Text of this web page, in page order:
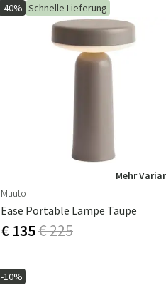
-40% Schnelle Lieferung
Mehr
Muuto
Ease Portable Lampe Taupe
€ 135€ 225
-10%